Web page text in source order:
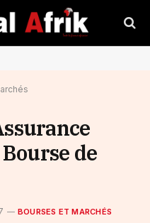
de
BOURSES ET MARCHÉS